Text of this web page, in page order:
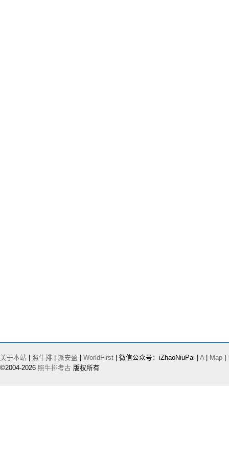
关于本站 照牛排 派安盈 WorldFirst | 微信公众号：iZhaoNiuPai | A| Map |
©2004-2026 照牛排考古 版权所有